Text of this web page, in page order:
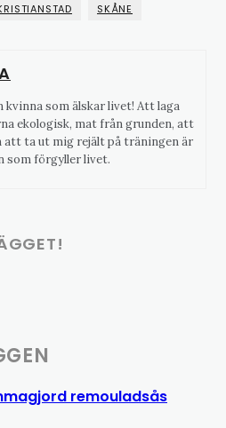
SKÅNE
kvinna som älskar livet! Att laga
ekologisk, mat från grunden, att
att ta ut mig rejält på träningen är
som förgyller livet.
remouladsås